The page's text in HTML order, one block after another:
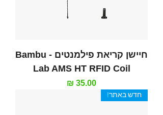
חיישן קריאת פילמנטים - Bambu
Lab AMS HT RFID Coil
מחיר
חדש באתר!